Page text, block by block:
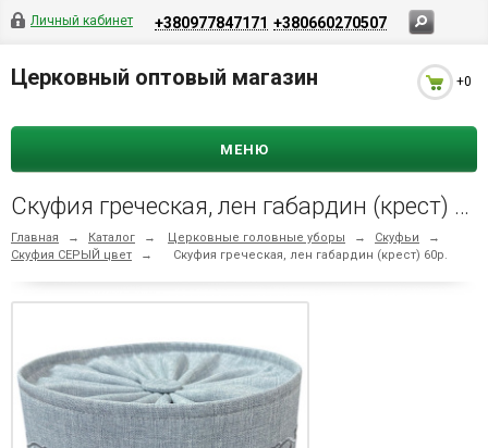
Личный кабинет +380977847171 +380660270507
Церковный оптовый магазин +0
МЕНЮ
Скуфия греческая, лен габардин (крест) 60р.
Главная → Каталог → Церковные головные уборы → Скуфьи
→
Скуфия СЕРЫЙ цвет
→ Скуфия греческая, лен габардин (крест) 60р.